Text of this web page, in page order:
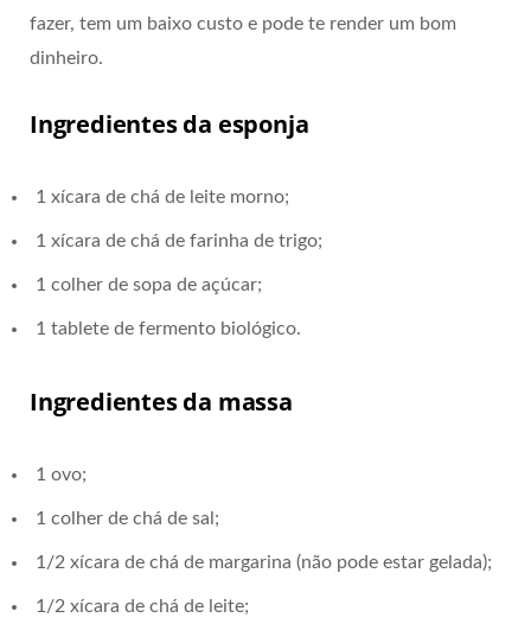
fazer, tem um baixo custo e pode te render um bom
dinheiro.
Ingredientes da esponja
1 xícara de chá de leite morno;
1 xícara de chá de farinha de trigo;
1 colher de sopa de açúcar;
1 tablete de fermento biológico.
Ingredientes da massa
1 ovo;
1 colher de chá de sal;
1/2 xícara de chá de margarina (não pode estar gelada);
1/2 xícara de chá de leite;